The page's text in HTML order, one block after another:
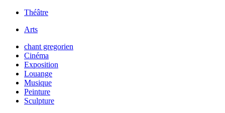
Théâtre
Arts
chant gregorien
Cinéma
Exposition
Louange
Musique
Peinture
Sculpture